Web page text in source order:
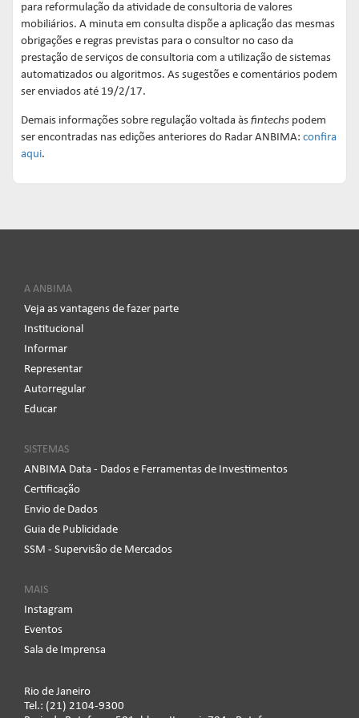
para reformulação da atividade de consultoria de valores
mobiliários. A minuta em consulta dispõe a aplicação das mesmas
obrigações e regras previstas para o consultor no caso da
prestação de serviços de consultoria com a utilização de sistemas
automatizados ou algoritmos. As sugestões e comentários podem
ser enviados até 19/2/17.
Demais informações sobre regulação voltada às fintechs podem
ser encontradas nas edições anteriores do Radar ANBIMA: confira
aqui.
A ANBIMA
Veja as vantagens de fazer parte
Institucional
Informar
Representar
Autorregular
Educar
SISTEMAS
ANBIMA Data - Dados e Ferramentas de Investimentos
Certificação
Envio de Dados
Guia de Publicidade
SSM - Supervisão de Mercados
MAIS
Instagram
Eventos
Sala de Imprensa
Rio de Janeiro
Tel.: (21) 2104-9300